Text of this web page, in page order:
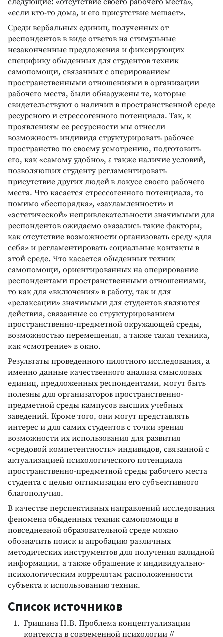
«если кто-то дома, и его присутствие мешает».
Среди вербальных единиц, полученных от
респондентов в виде ответов на стимульные
незаконченные предложения и фиксирующих
специфику обыденных для студентов техник
самопомощи, связанных с оперированием
пространственными отношениями в организации
рабочего места, были обнаружены те, которые
свидетельствуют о наличии в пространственной среде
ресурсного и стрессогенного потенциала. Так, к
проявлениям ее ресурсности мы отнесли
возможность индивида структурировать рабочее
пространство по своему усмотрению, подготовить
его, как «самому удобно», а также наличие условий,
позволяющих студенту регламентировать
присутствие других людей в локусе своего рабочего
места. Что касается стрессогенного потенциала, то
помимо «беспорядка», «захламленности» и
«эстетической» непривлекательности значимыми для
респондентов ожидаемо оказались такие факторы,
как отсутствие возможности организовать среду «для
себя» и регламентировать социальные контакты в
этой среде. Что касается обыденных техник
самопомощи, ориентированных на оперирование
респондентами пространственными отношениями,
то как для «включения» в работу, так и для
«релаксации» значимыми для студентов являются
действия, связанные со структурированием
пространственно-предметной окружающей среды,
возможностью перемещения, а также такая техника,
как «смотрение» в окно.
Результаты проведенного пилотного исследования, а
именно данные качественного анализа смысловых
единиц, предложенных респондентами, могут быть
полезны для организаторов пространственно-
предметной среды кампусов высших учебных
заведений. Кроме того, они могут представлять
интерес и для самих студентов с точки зрения
возможности их использования для развития
«средовой компетентности» индивидов, связанной с
актуализацией психологического потенциала
пространственно-предметной среды рабочего места
студента с целью оптимизации его субъективного
благополучия.
В качестве перспективных направлений исследования
феномена обыденных техник самопомощи в
повседневной образовательной среде можно
обозначить поиск и апробацию различных
методических инструментов для получения валидной
информации, а также обращение к индивидуально-
психологическим коррелятам расположенности
субъекта к использованию техник.
Список источников
Гришина Н.В. Проблема концептуализации
контекста в современной психологии //